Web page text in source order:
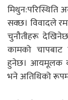
मिथुन:परिस्थिति
सक्छ। विवादले
चुनौतीहरू
कामको चापबाट
हुनेछ। आयमूलक
भने अतिथिको